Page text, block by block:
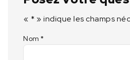
« * » indique les champs
Nom *